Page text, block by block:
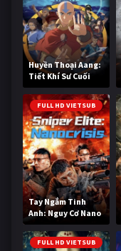
Huyền Thoại Aang:
Tiết Khí Sư Cuối
Cùng
FULL HD VIETSUB
Tay Ngắm Tinh
Anh: Nguy Cơ Nano
FULL HD VIETSUB